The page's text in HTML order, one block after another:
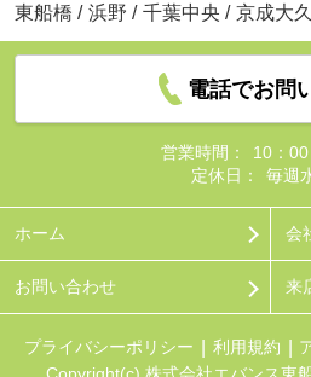
東船橋 / 浜野 / 千葉中央 / 京成大
電話でお問
営業時間：
10：
定休日：
毎週
ホーム 会
お問い合わせ 来
プライバシーポリシー 利用規約